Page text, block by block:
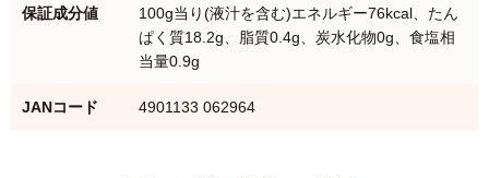
保証成分値
100g当り(液汁を含む)エネルギー76kcal、たん
ぱく質18.2g、脂質0.4g、炭水化物0g、食塩相
当量0.9g
JANコード 4901133 062964